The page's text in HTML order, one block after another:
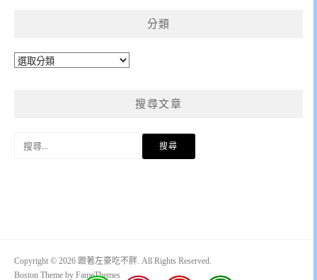
分類
分
搜尋文章
Copyright © 2026 跟著左豪吃不胖. All Rights Reserved.
Boston Theme by FameThemes